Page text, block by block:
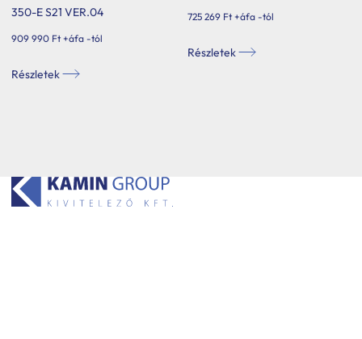
350-E S21 VER.04
909 990 Ft +áfa -tól
Részletek
A
változatok
725 269 Ft +áfa -tól
Részletek